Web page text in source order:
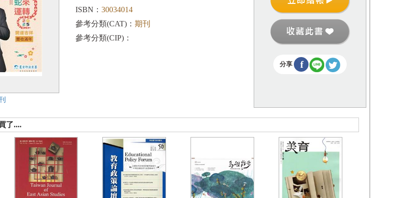
ISBN： 30034014
參考分類(CAT)： 期刊
參考分類(CIP)：
分享 f
了....